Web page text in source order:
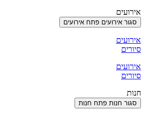
אירועים
סגור אירועים פתח אירועים
אירועים
סיורים
אירועים
סיורים
חנות
סגור חנות פתח חנות